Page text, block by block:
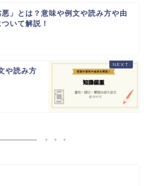
悪」とは？意味や例文や読み方や由
いて解説！
や読み方